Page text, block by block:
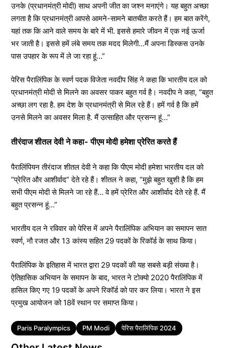
उनके (प्रधानमंत्री मोदी) साथ अपनी जीत का जश्न मनाएंगे। यह बहुत अच्छा
लगता है कि प्रधानमंत्री आपसे आमने-सामने बातचीत करते हैं। हम बात करेंगे,
यहां तक ​​कि आने वाले समय के बारे में भी. इससे हमारे जीवन में एक नई ऊर्जा
भर जाती है। इससे हमें लंबे समय तक मदद मिलेगी…मैं अपना डिस्कस उनके
पास उपहार के रूप में ले जा रहा हूं…”
पेरिस पैरालिंपिक के स्वर्ण पदक विजेता नवदीप सिंह ने कहा कि भारतीय दल को
प्रधानमंत्री मोदी से मिलने का अवसर पाकर बहुत गर्व है। नवदीप ने कहा, “बहुत
अच्छा लग रहा है. हम देश के प्रधानमंत्री से मिल रहे हैं। हमें गर्व है कि हमें
उनसे मिलने का अवसर मिला है. मैं उत्साहित और प्रसन्न हूं…”
तीरंदाज शीतल देवी ने कहा- पीएम मोदी हमेशा प्रेरित करते हैं
पैरालिंपियन तीरंदाज शीतल देवी ने कहा कि पीएम मोदी हमेशा भारतीय दल को
“प्रेरित और आशीर्वाद” देते रहे हैं। शीतल ने कहा, “मुझे बहुत खुशी है कि हम
सभी पीएम मोदी से मिलने जा रहे हैं… वे हमें प्रेरित और आशीर्वाद देते रहे हैं. मैं
बहुत प्रसन्न हूं…”
भारतीय दल ने रविवार को पेरिस में अपने पैरालिंपिक अभियान का समापन सात
स्वर्ण, नौ रजत और 13 कांस्य सहित 29 पदकों के रिकॉर्ड के साथ किया।
पैरालिंपिक के इतिहास में भारत द्वारा 29 पदकों की यह सबसे बड़ी संख्या है।
ऐतिहासिक अभियान के समापन के बाद, भारत ने टोक्यो 2020 पैरालिंपिक में
हासिल किए गए 19 पदकों के अपने रिकॉर्ड को पार कर लिया। भारत ने इस
प्रमुख आयोजन को 18वें स्थान पर समाप्त किया।
Tags
Paris Paralympics PM Modi पेरिस पैरालिंपिक 2024